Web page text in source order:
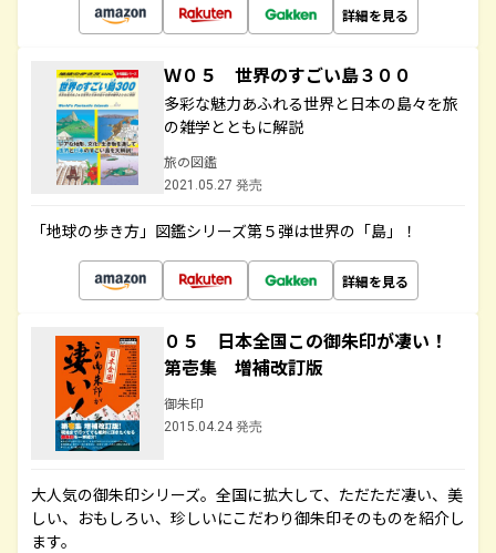
詳細を見る
Ｗ０５ 世界のすごい島３００
多彩な魅力あふれる世界と日本の島々を旅
の雑学とともに解説
旅の図鑑
2021.05.27 発売
「地球の歩き方」図鑑シリーズ第５弾は世界の「島」！
詳細を見る
０５ 日本全国この御朱印が凄い！
第壱集 増補改訂版
御朱印
2015.04.24 発売
大人気の御朱印シリーズ。全国に拡大して、ただただ凄い、美
しい、おもしろい、珍しいにこだわり御朱印そのものを紹介し
ます。